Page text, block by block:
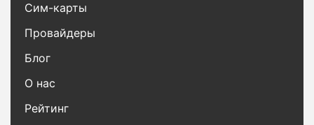
Сим-карты
Провайдеры
Блог
О нас
Рейтинг